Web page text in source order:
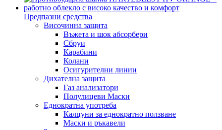
Предпазни средства
Височинна защита
Въжета и шок абсорбери
Сбруи
Карабини
Колани
Осигурителни линии
Дихателна защита
Газ анализатори
Полулицеви Маски
Еднократна употреба
Калцуни за еднократно ползване
Маски и ръкавели